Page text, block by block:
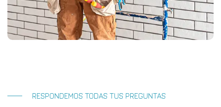
RESPONDEMOS TODAS TUS PREGUNTAS